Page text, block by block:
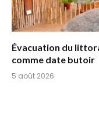
Évacuation du
comme date butoir
5 août 2026